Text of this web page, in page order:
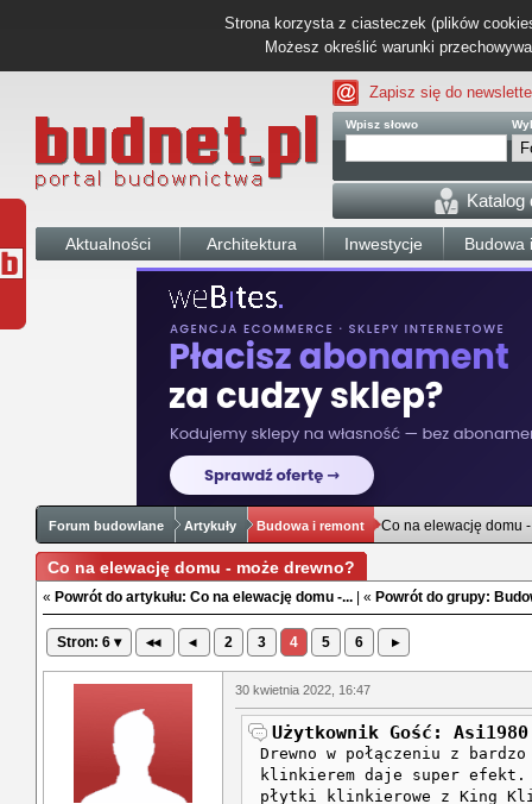
Strona korzysta z ciasteczek (plików
Możesz określić warunki
Zapisz się do
Wpisz słowo
Katalog
Aktualności Architektura Inwestycje Budowa
Forum budowlane Artykuły Budowa i remont Co na elewację domu
Co na elewację domu - może drewno?
« Powrót do artykułu: Co na elewację domu -... | « Powrót do grupy:
Stron: 6 ▾ ◂◂ ◂ 2 3 4 5 6 ▸
30 kwietnia 2022, 16:47
Użytkownik Gość:
Drewno w połączeniu z
klinkierem daje super efekt.
płytki klinkierowe z King